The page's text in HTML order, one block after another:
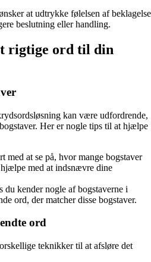
at udtrykke følelsen af beklagelse
beslutning eller handling.
rigtige ord til din
kan være udfordrende,
Her er nogle tips til at hjælpe
med at se på, hvor mange bogstaver
med at indsnævre dine
du kender nogle af bogstaverne i
ord, der matcher disse bogstaver.
ord
teknikker til at afsløre det